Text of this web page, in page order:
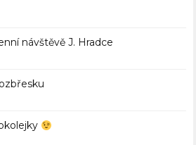
návštěvě J. Hradce